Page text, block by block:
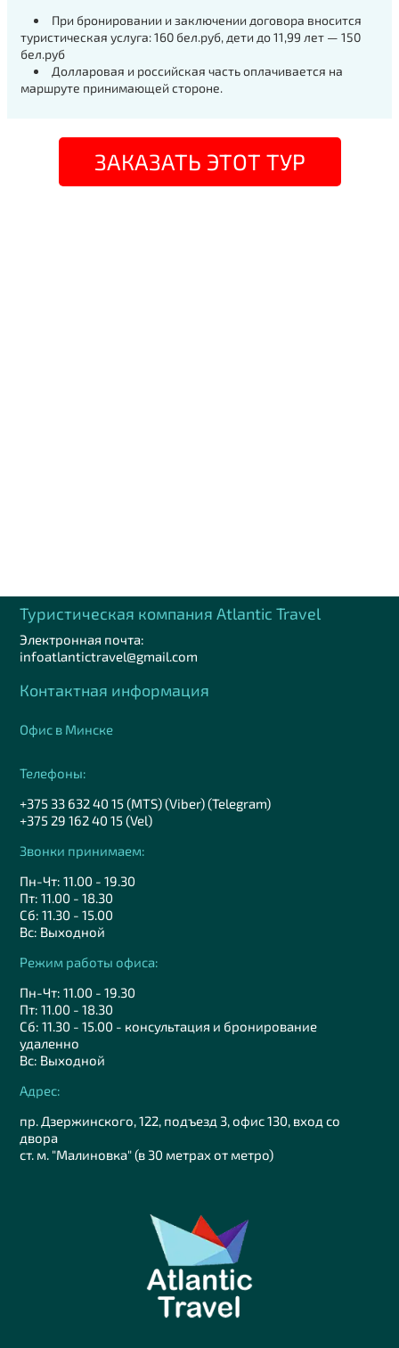
При бронировании и заключении договора вносится
туристическая услуга: 160 бел.руб, дети до 11,99 лет — 150
бел.руб
Долларовая и российская часть оплачивается на
маршруте принимающей стороне.
ЗАКАЗАТЬ ЭТОТ ТУР
Туристическая компания Аtlantic Travel
Электронная почта:
infoatlantictravel@gmail.com
Контактная информация
Офис в Минске
Телефоны:
+375 33 632 40 15 (MTS) (Viber) (Telegram)
+375 29 162 40 15 (Vel)
Звонки принимаем:
Пн-Чт: 11.00 - 19.30
Пт: 11.00 - 18.30
Сб: 11.30 - 15.00
Вс: Выходной
Режим работы офиса:
Пн-Чт: 11.00 - 19.30
Пт: 11.00 - 18.30
Сб: 11.30 - 15.00 - консультация и бронирование
удаленно
Вс: Выходной
Адрес:
пр. Дзержинского, 122, подъезд 3, офис 130, вход со
двора
ст. м. "Малиновка" (в 30 метрах от метро)